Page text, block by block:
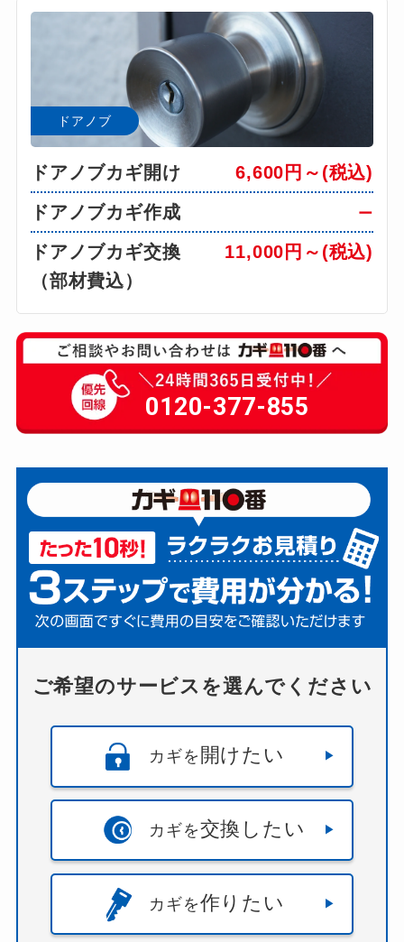
ドアノブ
ドアノブカギ開け
6,600円～(税込)
ドアノブカギ作成
ー
ドアノブカギ交換
（部材費込）
11,000円～(税込)
0120-377-855
ご希望のサービスを選んでください
カギを 開けたい
カギを交換したい
カギを作りたい